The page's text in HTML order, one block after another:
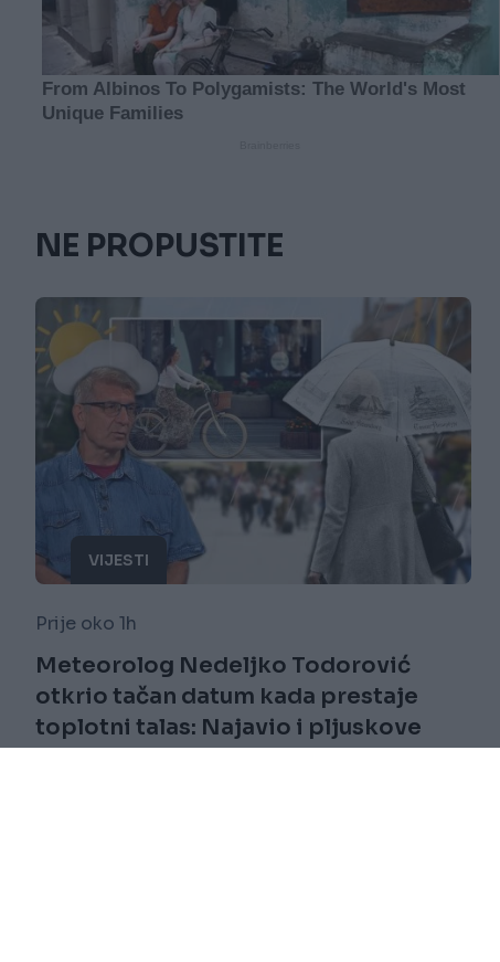
NE PROPUSTITE
VIJESTI
Prije oko 1h
Meteorolog Nedeljko Todorović
otkrio tačan datum kada prestaje
toplotni talas: Najavio i pljuskove